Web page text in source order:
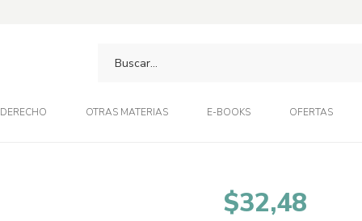
DERECHO OTRAS MATERIAS E-BOOKS OFERTAS
$32,48